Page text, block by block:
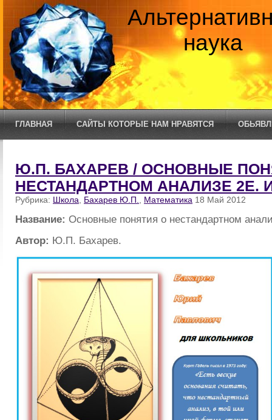
наука
ГЛАВНАЯ САЙТЫ КОТОРЫЕ НАМ НРАВЯТСЯ
Ю.П. БАХАРЕВ / ОСНОВНЫЕ
НЕСТАНДАРТНОМ АНАЛИЗЕ 2Е.
Рубрика: Школа Бахарев Ю.П. Математика 18 Май 2012
Название: Основные понятия о нестандартном
Автор: Ю.П. Бахарев.